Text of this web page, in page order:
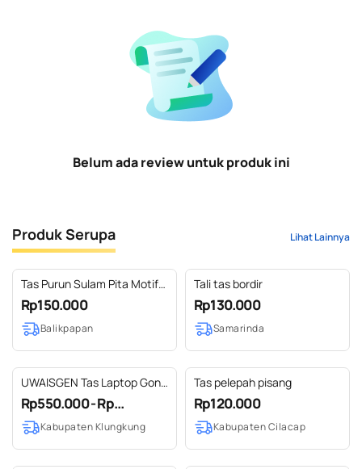
Belum ada review untuk produk ini
Produk Serupa Lihat Lainnya
Tas Purun Sulam Pita Motif
Bunga Merah
Rp150.000
Balikpapan
Tali tas bordir
Rp130.000
Samarinda
UWAISGEN Tas Laptop Goni
Blanket Etnik Bali
Handmade Faiz Bag 14/15
inchi
Rp550.000 - Rp...
Kabupaten Klungkung
Tas pelepah pisang
Rp120.000
Kabupaten Cilacap